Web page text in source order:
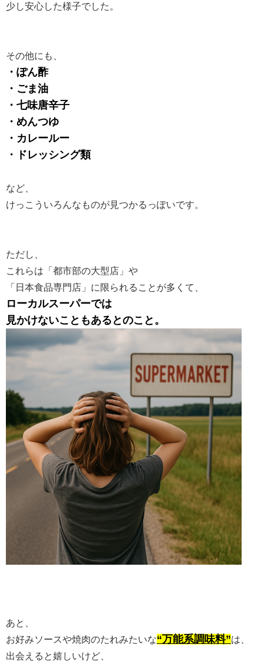
少し安心した様子でした。
その他にも、
・ぽん酢
・ごま油
・七味唐辛子
・めんつゆ
・カレールー
・ドレッシング類
など、
けっこういろんなものが見つかるっぽいです。
ただし、
これらは「都市部の大型店」や
「日本食品専門店」に限られることが多くて、
ローカルスーパーでは
見かけないこともあるとのこと。
あと、
お好みソースや焼肉のたれみたいな“万能系調味料”は、
出会えると嬉しいけど、